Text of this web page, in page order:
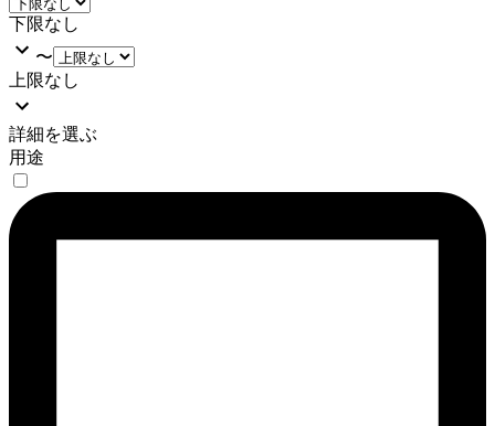
下限なし
〜
上限なし
詳細を選ぶ
用途